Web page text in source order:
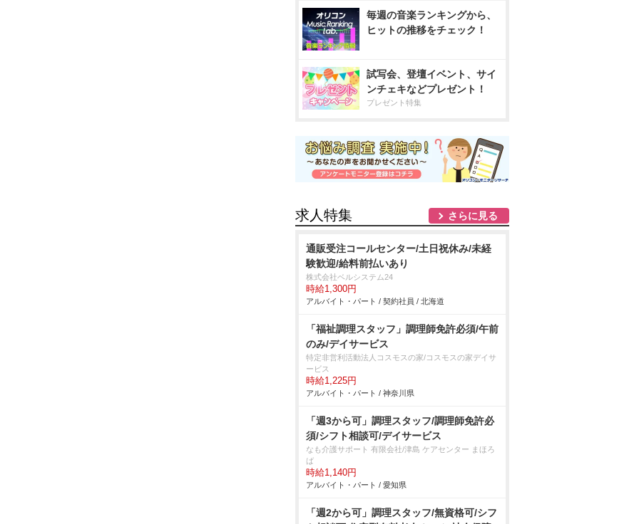
毎週の音楽ランキングから、
ヒットの推移をチェック！
試写会、登壇イベント、サイ
ンチェキなどプレゼント！
プレゼント特集
求人特集 さらに見る
通販受注コールセンター/土日祝休み/未経
験歓迎/給料前払いあり
株式会社ベルシステム24
時給1,300円
アルバイト・パート / 契約社員 / 北海道
「福祉調理スタッフ」調理師免許必須/午前
のみ/デイサービス
特定非営利活動法人コスモスの家/コスモスの家デイサ
ービス
時給1,225円
アルバイト・パート / 神奈川県
「週3から可」調理スタッフ/調理師免許必
須/シフト相談可/デイサービス
なも介護サポート 有限会社/津島 ケアセンター まほろ
ば
時給1,140円
アルバイト・パート / 愛知県
「週2から可」調理スタッフ/無資格可/シフ